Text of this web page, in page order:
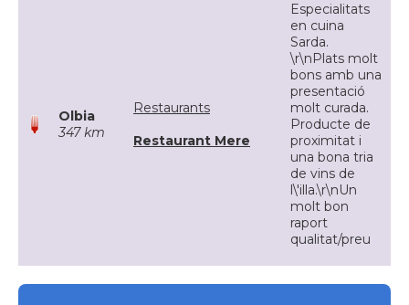
Olbia
347 km
Restaurants
Restaurant Mere
Especialitats
en cuina
Sarda.
\r\nPlats molt
bons amb una
presentació
molt curada.
Producte de
proximitat i
una bona tria
de vins de
l\'illa.\r\nUn
molt bon
raport
qualitat/preu